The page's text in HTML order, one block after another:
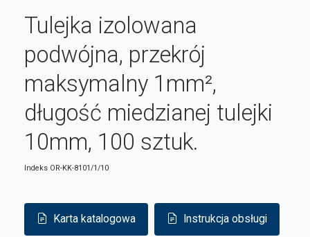
Tulejka izolowana
podwójna, przekrój
maksymalny 1mm²,
długość miedzianej tulejki
10mm, 100 sztuk.
Indeks OR-KK-8101/1/10
Karta katalogowa Instrukcja obsługi